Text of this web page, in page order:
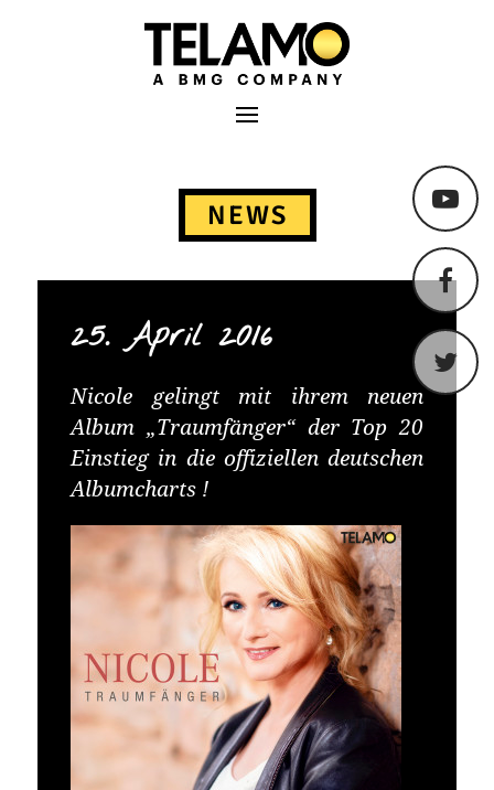
TELAMO
Primäres Menü
NEWS
25. April 2016
Nicole gelingt mit ihrem neuen
Album „Traumfänger“ der Top 20
Einstieg in die offiziellen deutschen
Albumcharts !